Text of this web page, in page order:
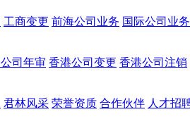
工商变更 前海公司业务 国际公司业务
司年审 香港公司变更 香港公司注销
君林风采 荣誉资质 合作伙伴 人才招